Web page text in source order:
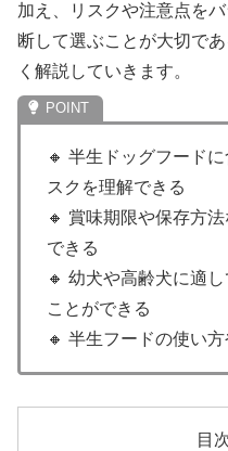
加え、リスクや注意点を
断して選ぶことが大切で
く解説していきます。
🔸 半生ドッグフード
スクを理解できる
🔸 賞味期限や保存方
できる
🔸 幼犬や高齢犬に適
ことができる
🔸 半生フードの使い
目